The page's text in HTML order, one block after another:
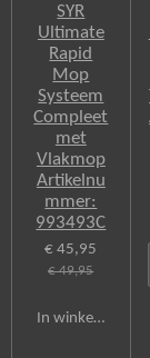
SYR
Ultimate
Rapid
Mop
Systeem
Compleet
met
Vlakmop
Artikelnu
mmer:
993493C
€ 45,95
€ 49,95
In winkelwagen